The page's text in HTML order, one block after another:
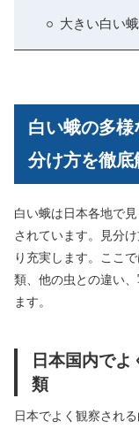
大きい白い
白い蛾の多
分け方を徹底
白い蛾は日本各地で
されています。見分
り充実します。ここ
類、他の虫との違い
ます。
日本国内で
類
日本でよく観察され